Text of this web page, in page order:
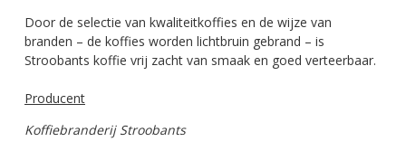
Door de selectie van kwaliteitkoffies en de wijze van
branden – de koffies worden lichtbruin gebrand – is
Stroobants koffie vrij zacht van smaak en goed verteerbaar.
Producent
Koffiebranderij Stroobants